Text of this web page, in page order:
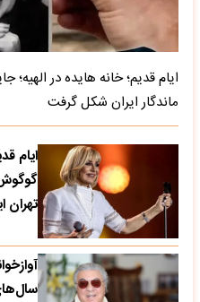
ایام قدیم؛ خانه هایده در
ماندگار ایران شکل گرفت
ایام
تهران